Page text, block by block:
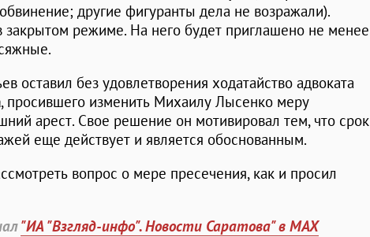
другие фигуранты дела не возражали).
закрытом режиме. На него будет приглашено не менее
оставил без удовлетворения ходатайство адвоката
, просившего изменить Михаилу Лысенко меру
арест. Свое решение он мотивировал тем, что срок
еще действует и является обоснованным.
вопрос о мере пресечения, как и просил
"ИА "Взгляд-инфо". Новости Саратова" в MAX